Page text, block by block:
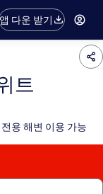
앱 다운 받기
트
용 해변 이용 가능